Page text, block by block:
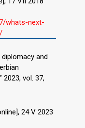
whats-next-
diplomacy and
2023, vol. 37,
24 V 2023